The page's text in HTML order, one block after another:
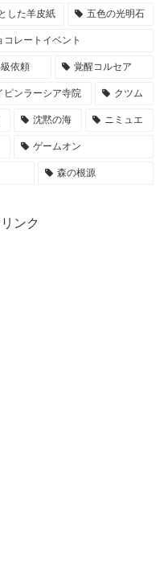
した羊皮紙 五色の光明石
コレートイベント
依頼 覚醒コルセア
ピンラーシア寺院 クツム
沈黙の海 ニミュエ
ゲームオン
森の根源
ンク